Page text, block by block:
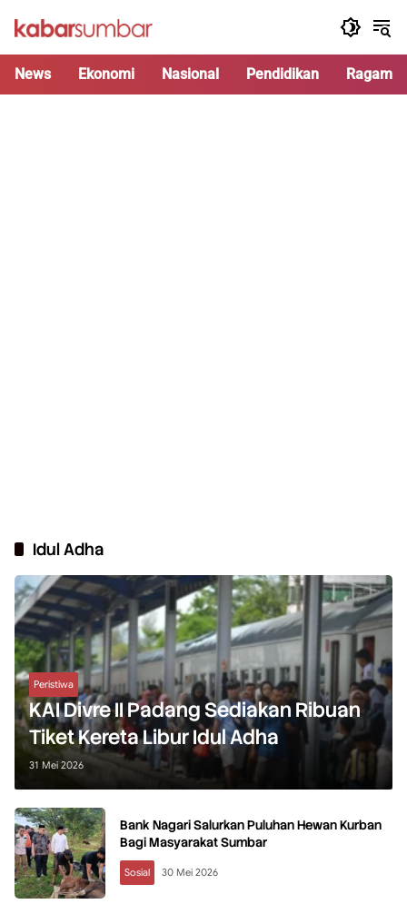
News Ekonomi Nasional Pendidikan Ragam
Idul Adha
Peristiwa
KAI Divre II Padang Sediakan Ribuan
Tiket Kereta Libur Idul Adha
31 Mei 2026
Bank Nagari Salurkan Puluhan Hewan Kurban
Bagi Masyarakat Sumbar
Sosial 30 Mei 2026